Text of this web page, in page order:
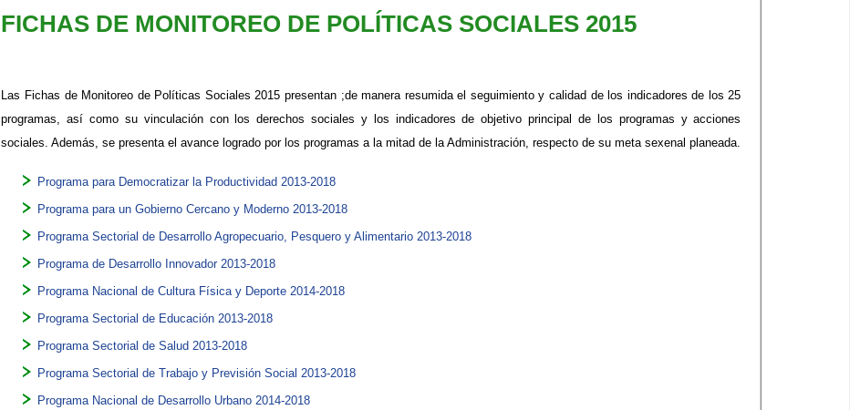
​FICHAS DE MONITOREO DE POLÍTICAS SOCIALES 2015
​​​Las Fichas de Monitoreo de Políticas Sociales 2015 presentan ;de manera resumida el seguimiento y calidad de los indicadores de los 25
programas, así como su vinculación con los derechos sociales y los indicadores de objetivo principal de los programas y acciones
sociales. Además, se presenta el avance logrado por los programas a la mitad de la Administración, respecto de su meta sexenal planeada​.
Programa para Democratizar la Productividad 2013-2018​
Programa para un Gobierno Cercano y Moderno 2013-2018​
Programa Sectorial de Desarrollo Agropecuario, Pesquero y Alimentario 2013-2018​
Programa de Desarrollo Innovador 2013-2018​​
Programa Nacional de Cultura Física y Deporte 2014-2018​
Programa Sectorial de Educación 2013-2018​
Programa Sectorial de Salud 2013-2018​
Programa Sectorial de Trabajo y Previsión Social 2013-2018​​
Programa Nacional de Desarrollo Urbano 2014-2018​